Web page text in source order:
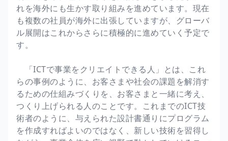
れを海外にも生かす取り組みを進めています。現在
も複数の社員が海外に出張していますが、グローバ
ル展開はこれからさらに積極的に進めていく予定で
す。
「ICTで事業をクリエイトできる人」とは、これ
らの事例のように、お客さまや社会の課題を解消す
るための仕組みづくりを、お客さまと一緒に考え、
つくり上げられる人のことです。これまでのICT技
術者のように、与えられた設計書通りにプログラム
を作成すればよいのではなく、新しい技術を習得し